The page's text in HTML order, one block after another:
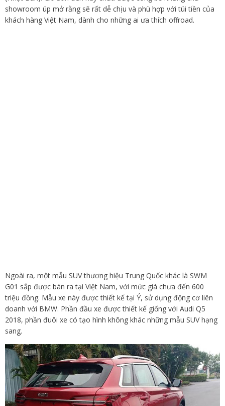
showroom úp mở rằng sẽ rất dễ chịu và phù hợp với túi tiền của
khách hàng Việt Nam, dành cho những ai ưa thích offroad.
Ngoài ra, một mẫu SUV thương hiệu Trung Quốc khác là SWM
G01 sắp được bán ra tại Việt Nam, với mức giá chưa đến 600
triệu đồng. Mẫu xe này được thiết kế tại Ý, sử dụng động cơ liên
doanh với BMW. Phần đầu xe được thiết kế giống với Audi Q5
2018, phần đuôi xe có tạo hình không khác những mẫu SUV hạng
sang.